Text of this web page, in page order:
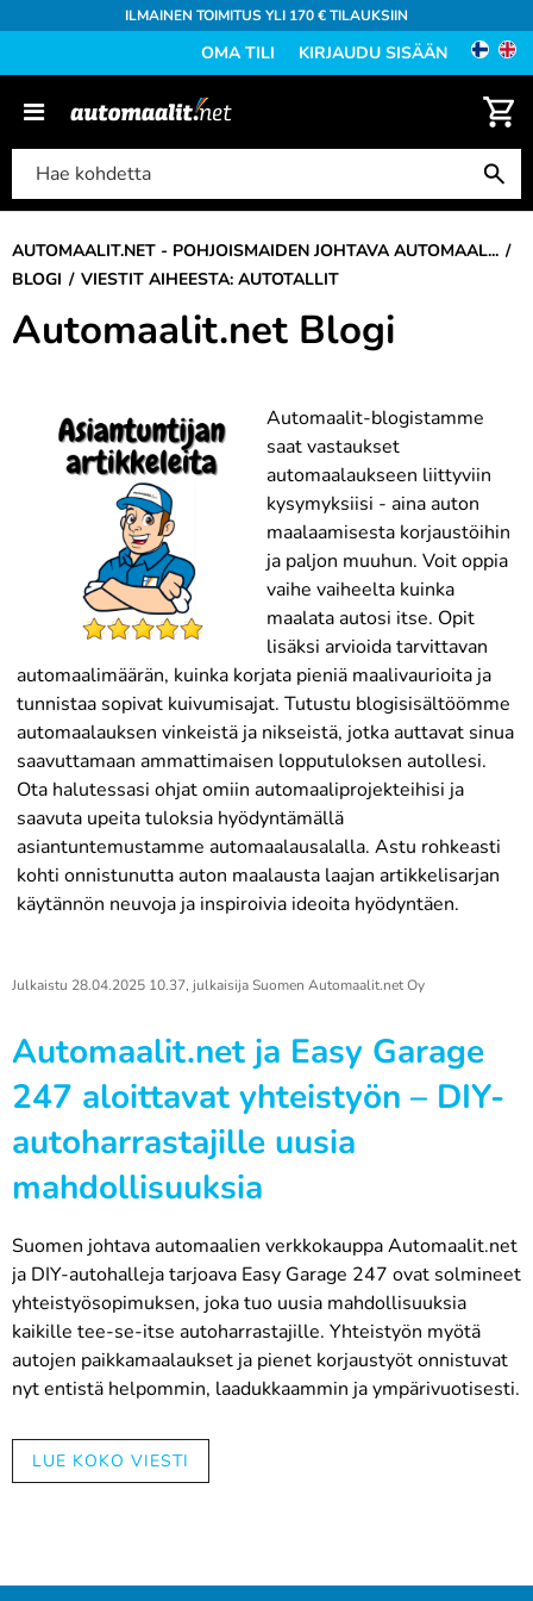
ILMAINEN TOIMITUS YLI 170 € TILAUKSIIN
OMA TILI KIRJAUDU SISÄÄN
AUTOMAALIT.NET - POHJOISMAIDEN JOHTAVA AUTOMAAL...
BLOGI
VIESTIT AIHEESTA: AUTOTALLIT
Automaalit.net Blogi
Automaalit-blogistamme
saat vastaukset
automaalaukseen liittyviin
kysymyksiisi - aina auton
maalaamisesta korjaustöihin
ja paljon muuhun. Voit oppia
vaihe vaiheelta kuinka
maalata autosi itse. Opit
lisäksi arvioida tarvittavan
automaalimäärän, kuinka korjata pieniä maalivaurioita ja
tunnistaa sopivat kuivumisajat. Tutustu blogisisältöömme
automaalauksen vinkeistä ja nikseistä, jotka auttavat sinua
saavuttamaan ammattimaisen lopputuloksen autollesi.
Ota halutessasi ohjat omiin automaaliprojekteihisi ja
saavuta upeita tuloksia hyödyntämällä
asiantuntemustamme automaalausalalla. Astu rohkeasti
kohti onnistunutta auton maalausta laajan artikkelisarjan
käytännön neuvoja ja inspiroivia ideoita hyödyntäen.
Julkaistu 28.04.2025 10.37, julkaisijaSuomen Automaalit.net Oy
Automaalit.net ja Easy Garage
247 aloittavat yhteistyön – DIY-
autoharrastajille uusia
mahdollisuuksia
Suomen johtava automaalien verkkokauppa Automaalit.net
ja DIY-autohalleja tarjoava Easy Garage 247 ovat solmineet
yhteistyösopimuksen, joka tuo uusia mahdollisuuksia
kaikille tee-se-itse autoharrastajille. Yhteistyön myötä
autojen paikkamaalaukset ja pienet korjaustyöt onnistuvat
nyt entistä helpommin, laadukkaammin ja ympärivuotisesti.
Kaksi alan edelläkävijää yhdistää
jo vuodesta 1982 ja tarjoaa verkkokaupastaan laajan
LUE KOKO VIESTI